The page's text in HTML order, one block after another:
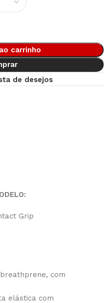
carrinho
de desejos
Grip
com
elástica com